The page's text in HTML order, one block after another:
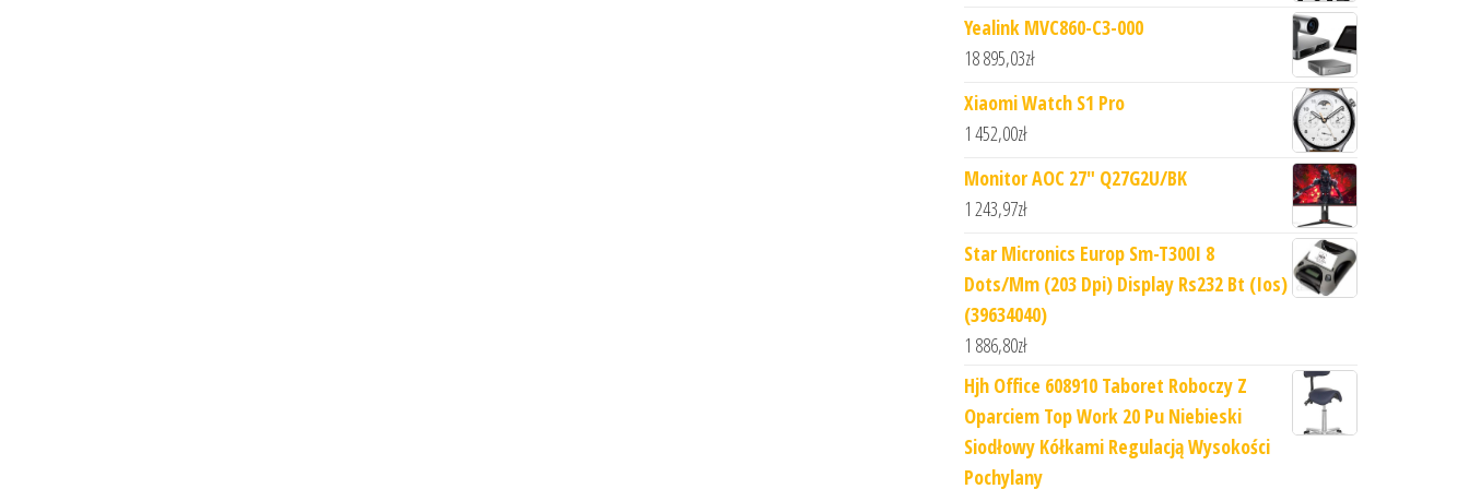
Yealink MVC860-C3-000
18 895,03zł
Xiaomi Watch S1 Pro
1 452,00zł
Monitor AOC 27" Q27G2U/BK
1 243,97zł
Star Micronics Europ Sm-T300I 8
Dots/Mm (203 Dpi) Display Rs232 Bt (Ios)
(39634040)
1 886,80zł
Hjh Office 608910 Taboret Roboczy Z
Oparciem Top Work 20 Pu Niebieski
Siodłowy Kółkami Regulacją Wysokości
Pochylany